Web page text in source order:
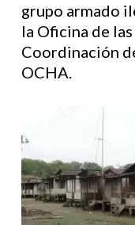
grupo armado
la Oficina de
Coordinación
OCHA.